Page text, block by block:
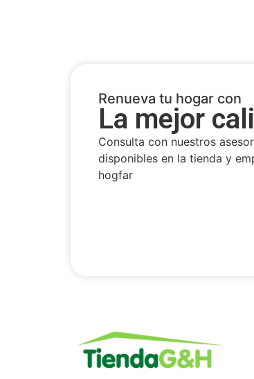
Renueva tu hogar con
La mejor
Consulta con nuestros
disponibles en la tienda y
hogfar